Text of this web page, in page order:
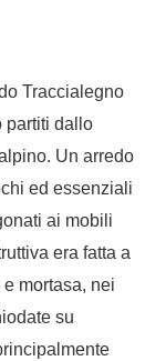
Traccialegno
partiti dallo
Un arredo
ed essenziali
ai mobili
era fatta a
mortasa, nei
su